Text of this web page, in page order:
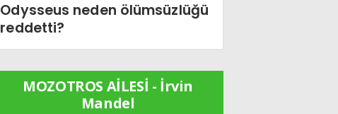
Odysseus neden ölümsüzlüğü
reddetti?
MOZOTROS AİLESİ - İrvin
Mandel